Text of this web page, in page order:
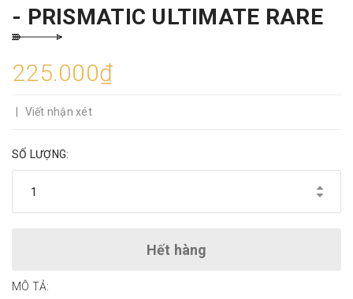
- PRISMATIC ULTIMATE RARE
225.000₫
Viết nhận xét
SỐ LƯỢNG:
Hết hàng
MÔ TẢ: